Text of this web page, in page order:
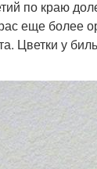
по краю
еще
Цветки у